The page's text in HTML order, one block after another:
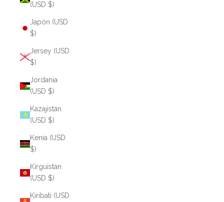
(USD $)
Japón (USD
$)
Jersey (USD
$)
Jordania
(USD $)
Kazajistán
(USD $)
Kenia (USD
$)
Kirguistán
(USD $)
Kiribati (USD